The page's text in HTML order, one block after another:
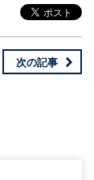
次の記事